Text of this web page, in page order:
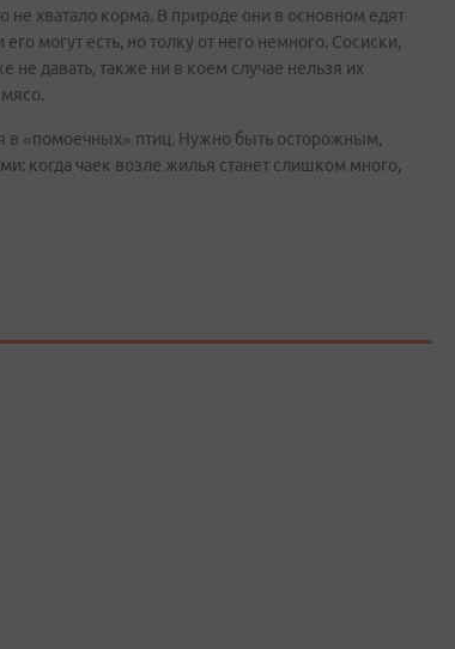
не хватало корма. В природе они в основном едят
могут есть, но толку от него немного. Сосиски,
давать, также ни в коем случае нельзя их
в «помоечных» птиц. Нужно быть осторожным,
когда чаек возле жилья станет слишком много,